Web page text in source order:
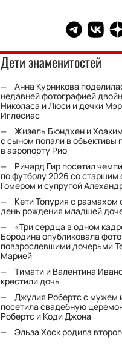
Telegram
Группа
Дети знаменитостей
Анна Курникова
недавней фотографией
Николаса и Люси и дочки
Иглесиас
Жизель Бюндхен и
с сыном попали в объективы
в аэропорту Рио
Ричард Гир посетил
по футболу 2026 со старшим
Гомером и супругой
Кети Топурия с размахом
день рождения младшей
«Три сердца в одном
Бородина опубликовала
повзрослевшими дочерьми
Марией
Тимати и Валентина
крестили дочь
Джулия Робертс с мужем
посетила свадебную
Робертс и Коди Джона
Эльза Хоск родила